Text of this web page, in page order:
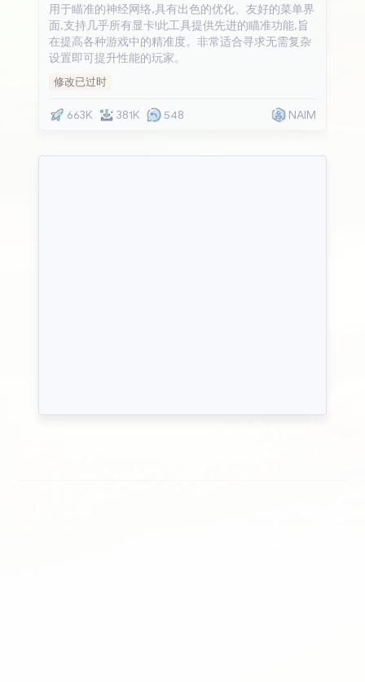
用于瞄准的神经网络,具有出色的优化、友好的菜单界
面,支持几乎所有显卡!此工具提供先进的瞄准功能,旨
在提高各种游戏中的精准度。非常适合寻求无需复杂
设置即可提升性能的玩家。
修改已过时
663K 381K 548 NAIM